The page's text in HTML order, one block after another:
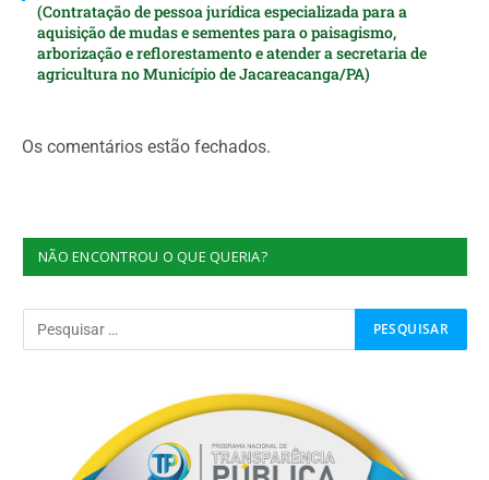
(Contratação de pessoa jurídica especializada para a
aquisição de mudas e sementes para o paisagismo,
arborização e reflorestamento e atender a secretaria de
agricultura no Município de Jacareacanga/PA)
Os comentários estão fechados.
NÃO ENCONTROU O QUE QUERIA?